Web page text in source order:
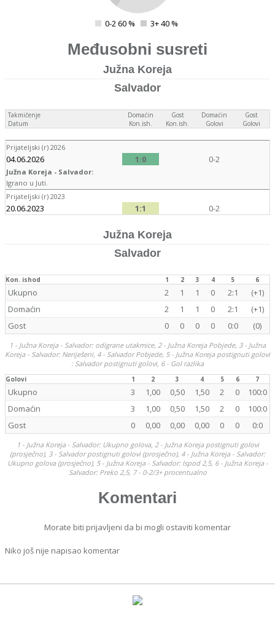
0-2 60 % 3+ 40 %
Međusobni susreti
Južna Koreja
Salvador
Takmičenje
Domaćin
Kon.ish.
Gost
Kon.ish.
Domaćin
Golovi
Gost
Golovi
Datum
Prijateljski (r) 2026
04.06.2026 1:0 0-2
Južna Koreja - Salvador:
Igrano u Juti.
Prijateljski (r) 2023
20.06.2023 1:1 0-2
Južna Koreja
Salvador
Kon. ishod 1 2 3 4 5 6
Ukupno 2 1 1 0 2:1
(+1)
Domaćin
2 1 1 0 2:1
(+1)
Gost
0 0 0 0 0:0 (0)
1 - Južna Koreja - Salvador: odigrane utakmice, 2 - Južna Koreja Pobjede, 3 - Južna
Koreja - Salvador: Neriješeni, 4 - Salvador Pobjede, 5 - Južna Koreja postignuti golovi
: Salvador postignuti golovi, 6 - Gol razlika
Golovi 1 2 3 4 5 6 7
Ukupno 3 1,00 0,50 1,50 2 0
100:0
Domaćin
3 1,00 0,50 1,50 2 0
100:0
Gost
0 0,00 0,00 0,00 0 0 0:0
1 - Južna Koreja - Salvador: Ukupno golova, 2 - Južna Koreja postignuti golovi
(prosječno), 3 - Salvador postignuti golovi (prosječno), 4 - Južna Koreja - Salvador:
Ukupno golova (prosječno), 5 - Južna Koreja - Salvador: Ispod 2,5, 6 - Južna Koreja -
Salvador: Preko 2,5, 7 - 0-2/3+ procentualno
Komentari
Morate biti prijavljeni da bi mogli ostaviti komentar
Niko još nije napisao komentar